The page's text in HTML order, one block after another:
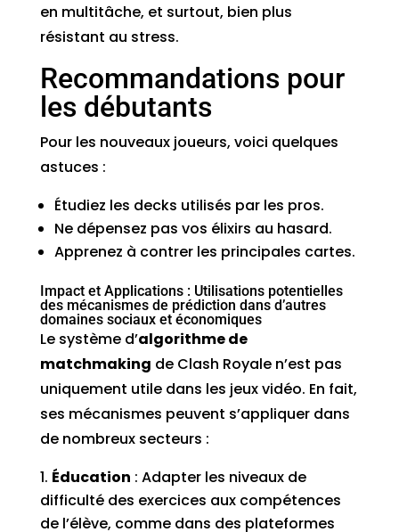
en multitâche, et surtout, bien plus
résistant au stress.
Recommandations pour
les débutants
Pour les nouveaux joueurs, voici quelques
astuces :
Étudiez les decks utilisés par les pros.
Ne dépensez pas vos élixirs au hasard.
Apprenez à contrer les principales cartes.
Impact et Applications : Utilisations potentielles
des mécanismes de prédiction dans d’autres
domaines sociaux et économiques
Le système d’algorithme de
matchmaking de Clash Royale n’est pas
uniquement utile dans les jeux vidéo. En fait,
ses mécanismes peuvent s’appliquer dans
de nombreux secteurs :
Éducation : Adapter les niveaux de
difficulté des exercices aux compétences
de l’élève, comme dans des plateformes